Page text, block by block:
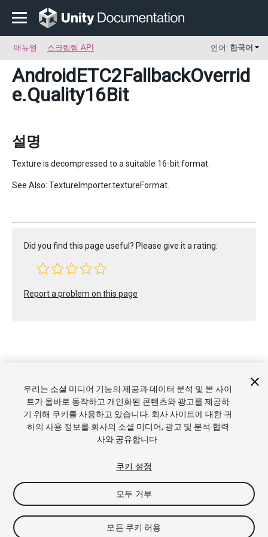
매뉴얼 스크립팅 API 언어: 한국어
AndroidETC2FallbackOverrid
e.Quality16Bit
설명
Texture is decompressed to a suitable 16-bit format.
See Also: TextureImporter.textureFormat.
Did you find this page useful? Please give it a rating:
Report a problem on this page
Copyright © 2019 Unity Technologies. Publication 2018.4
튜토리얼
커뮤니티 답변 기술 자료 포럼 에셋 스토어
상표 및
이용약관
법률정보 개인정보처리방침 쿠키
내 개인정보 판매 금
쿠키 기본 설정
우리는 소셜 미디어 기능의 제공과 데이터 분석 및 본 사이
트가 올바로 동작하고 개인화된 콘텐츠와 광고를 제공하
기 위해 쿠키를 사용하고 있습니다. 회사 사이트에 대한 귀
하의 사용 정보를 회사의 소셜 미디어, 광고 및 분석 협력
사와 공유합니다.
쿠키 설정
모두 거부
모든 쿠키 허용